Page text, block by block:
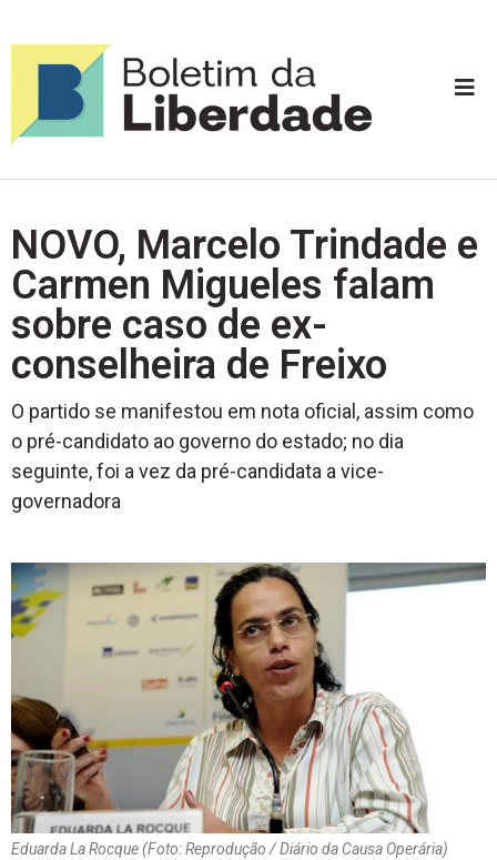
NOVO, Marcelo Trindade e
Carmen Migueles falam
sobre caso de ex-
conselheira de Freixo
O partido se manifestou em nota oficial, assim como
o pré-candidato ao governo do estado; no dia
seguinte, foi a vez da pré-candidata a vice-
governadora
Eduarda La Rocque (Foto: Reprodução / Diário da Causa Operária)